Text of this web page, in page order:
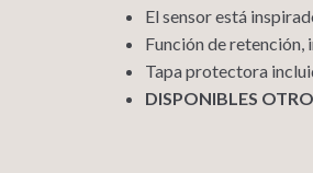
El sensor está
Función de retención,
Tapa protectora
DISPONIBLES